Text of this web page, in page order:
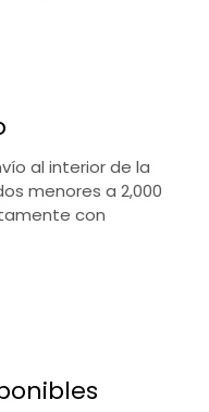
al interior de la
menores a 2,000
con